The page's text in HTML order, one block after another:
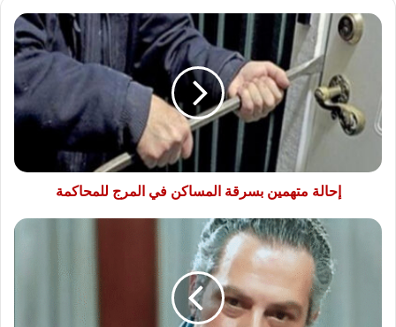
إحالة
متهمين
بسرقة
المساكن
في
المرج
للمحاكمة
إحالة متهمين بسرقة المساكن في المرج للمحاكمة
«سي